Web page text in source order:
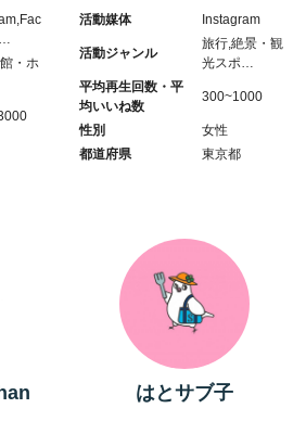
・ホ
活動媒体 Instagram
活動ジャンル
旅行,絶景・観
光スポ…
平均再生回数・平
均いいね数
300~1000
性別
女性
都道府県
東京都
はとサブ子